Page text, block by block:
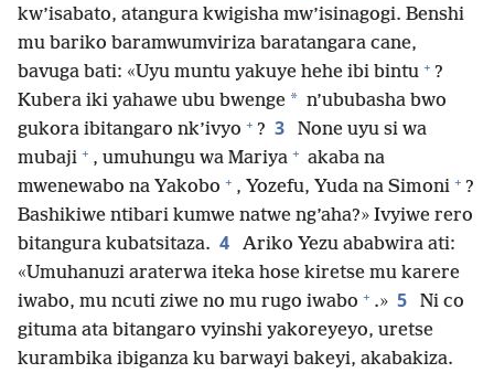
kw’isabato, atangura kwigisha mw’isinagogi. Benshi
mu bariko baramwumviriza baratangara cane,
bavuga bati: «Uyu muntu yakuye hehe ibi bintu + ?
Kubera iki yahawe ubu bwenge * n’ububasha bwo
gukora ibitangaro nk’ivyo + ? 3
None uyu si wa
mubaji + , umuhungu wa Mariya + akaba na
mwenewabo na Yakobo + , Yozefu, Yuda na Simoni + ?
Bashikiwe ntibari kumwe natwe ng’aha?» Ivyiwe rero
bitangura kubatsitaza. 4
Ariko Yezu ababwira ati:
«Umuhanuzi araterwa iteka hose kiretse mu karere
iwabo, mu ncuti ziwe no mu rugo iwabo + .» 5
Ni co
gituma ata bitangaro vyinshi yakoreyeyo, uretse
kurambika ibiganza ku barwayi bakeyi, akabakiza.